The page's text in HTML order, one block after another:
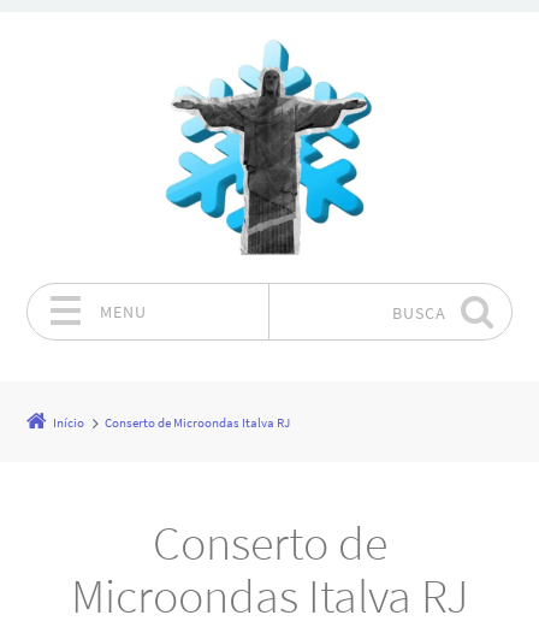
MENU BUSCA
Início Conserto de Microondas Italva RJ
Conserto de
Microondas Italva RJ